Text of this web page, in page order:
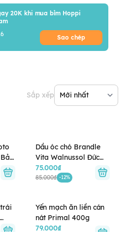
20K khi mua bỉm Hoppi
Sao chép
Sắp xếp
Dầu óc chó Brandle
Vita Walnussol Đức
100ml (6M+)
75.000₫
85.000₫ -12%
Yến mạch ăn liền cán
nát Primal 400g
79.000₫